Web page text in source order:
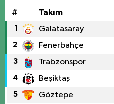
# Takım
1 Galatasaray
2 Fenerbahçe
3 Trabzonspor
4 Beşiktaş
5 Göztepe